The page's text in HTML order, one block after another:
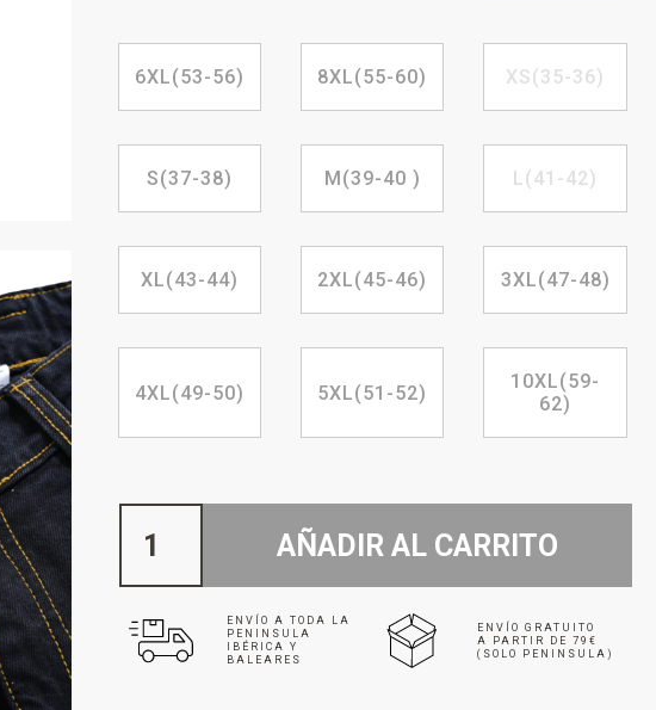
6XL(53-56) 8XL(55-60) XS(35-36)
S(37-38) M(39-40 ) L(41-42)
XL(43-44) 2XL(45-46) 3XL(47-48)
4XL(49-50) 5XL(51-52)
10XL(59-
62)
AÑADIR AL CARRITO
ENVÍO A TODA LA
PENINSULA
IBÉRICA Y
BALEARES
ENVÍO GRATUITO
A PARTIR DE 79€
(SOLO PENINSULA)